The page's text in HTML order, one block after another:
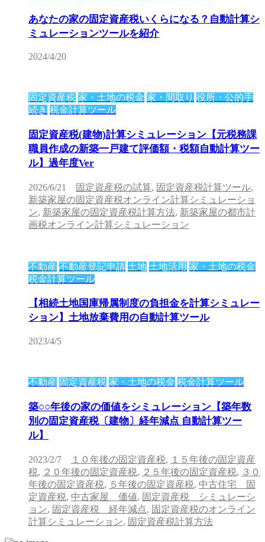
あなたの家の固定資産税いくらになる？自動計算シ
ミュレーションツールを紹介
2024/4/20
固定資産税 家・土地の税金 家・間取り 役所・公的手
続き 税金計算ツール
固定資産税(建物)計算シミュレーション【元税務課
職員作成の新築一戸建て評価額・税額自動計算ツー
ル】過年度Ver
2026/6/21 固定資産税の試算, 固定資産税計算ツール,
新築家屋の固定資産税オンライン計算シミュレーショ
ン, 新築家屋の固定資産税計算方法, 新築家屋の都市計
画税オンライン計算シミュレーション
不動産 不動産登記申請 土地 土地活用 家・土地の税金
税金計算ツール
【相続土地国庫帰属制度の負担金を計算シミュレー
ション】土地放棄費用の自動計算ツール
2023/4/5
不動産 固定資産税 家・土地の税金 税金計算ツール
築○○年後の家の価値をシミュレーション【築年数
別の固定資産税〔建物〕経年減点 自動計算ツー
ル】
2023/2/7 １０年後の固定資産税, １５年後の固定資産
税, ２０年後の固定資産税, ２５年後の固定資産税, ３０
年後の固定資産税, ５年後の固定資産税, 中古住宅 固
定資産税, 中古家屋 価値, 固定資産税 シミュレーシ
ョン, 固定資産税 経年減点, 固定資産税のオンライン
計算シミュレーション, 固定資産税計算方法